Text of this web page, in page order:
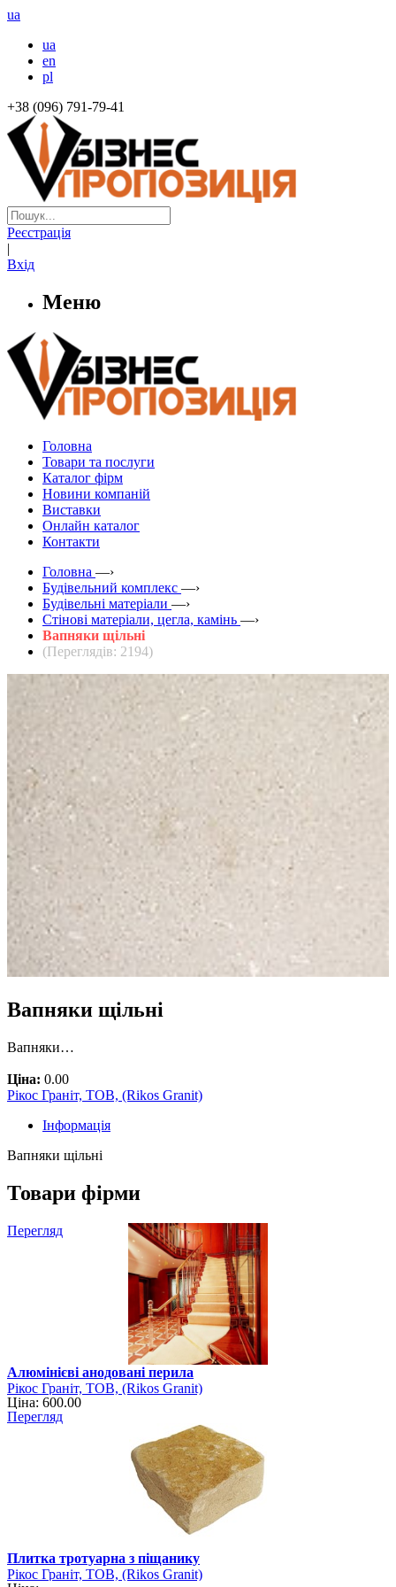
ua
ua
en
pl
+38 (096) 791-79-41
Реєстрація
|
Вхід
Меню
Головна
Товари та послуги
Каталог фірм
Новини компаній
Виставки
Онлайн каталог
Контакти
Головна —›
Будівельний комплекс —›
Будівельні матеріали —›
Стінові матеріали, цегла, камінь —›
Вапняки щільні
(Переглядів: 2194)
Вапняки щільні
Вапняки…
Ціна: 0.00
Рікос Граніт, ТОВ, (Rikos Granit)
Інформація
Вапняки щільні
Товари фірми
Перегляд
Алюмінієві анодовані перила
Рікос Граніт, ТОВ, (Rikos Granit)
Ціна: 600.00
Перегляд
Плитка тротуарна з піщанику
Рікос Граніт, ТОВ, (Rikos Granit)